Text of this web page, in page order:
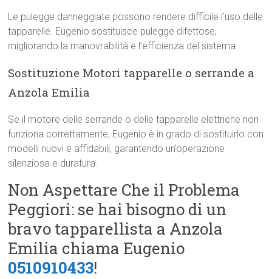
Le pulegge danneggiate possono rendere difficile l’uso delle
tapparelle. Eugenio sostituisce pulegge difettose,
migliorando la manovrabilità e l’efficienza del sistema.
Sostituzione Motori tapparelle o serrande a
Anzola Emilia
Se il motore delle serrande o delle tapparelle elettriche non
funziona correttamente, Eugenio è in grado di sostituirlo con
modelli nuovi e affidabili, garantendo un’operazione
silenziosa e duratura.
Non Aspettare Che il Problema
Peggiori: se hai bisogno di un
bravo tapparellista a Anzola
Emilia chiama Eugenio
0510910433!